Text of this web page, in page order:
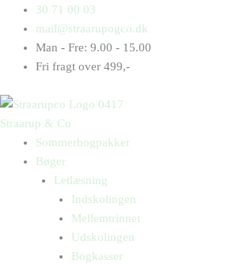
indholdet
30 71 00 03
mail@straarupogco.dk
Man - Fre: 9.00 - 15.00
Fri fragt over 499,-
Straarup & Co
Sommerbogpakker
Bøger
Letlæsning
Indskolingen
Mellemtrinnet
Udskolingen
Bogkasser
Products
search
Products
search